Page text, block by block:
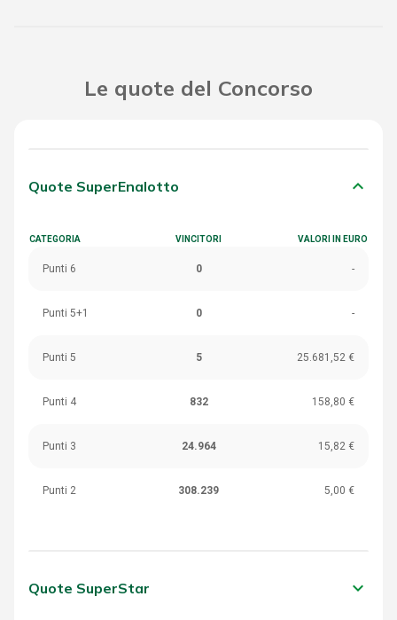
Le quote del Concorso
Quote SuperEnalotto keyboard_arrow_down
CATEGORIA VINCITORI VALORI IN EURO
Punti 6 0 -
Punti 5+1 0 -
Punti 5 5 25.681,52 €
Punti 4 832 158,80 €
Punti 3 24.964 15,82 €
Punti 2 308.239 5,00 €
Quote SuperStar keyboard_arrow_down